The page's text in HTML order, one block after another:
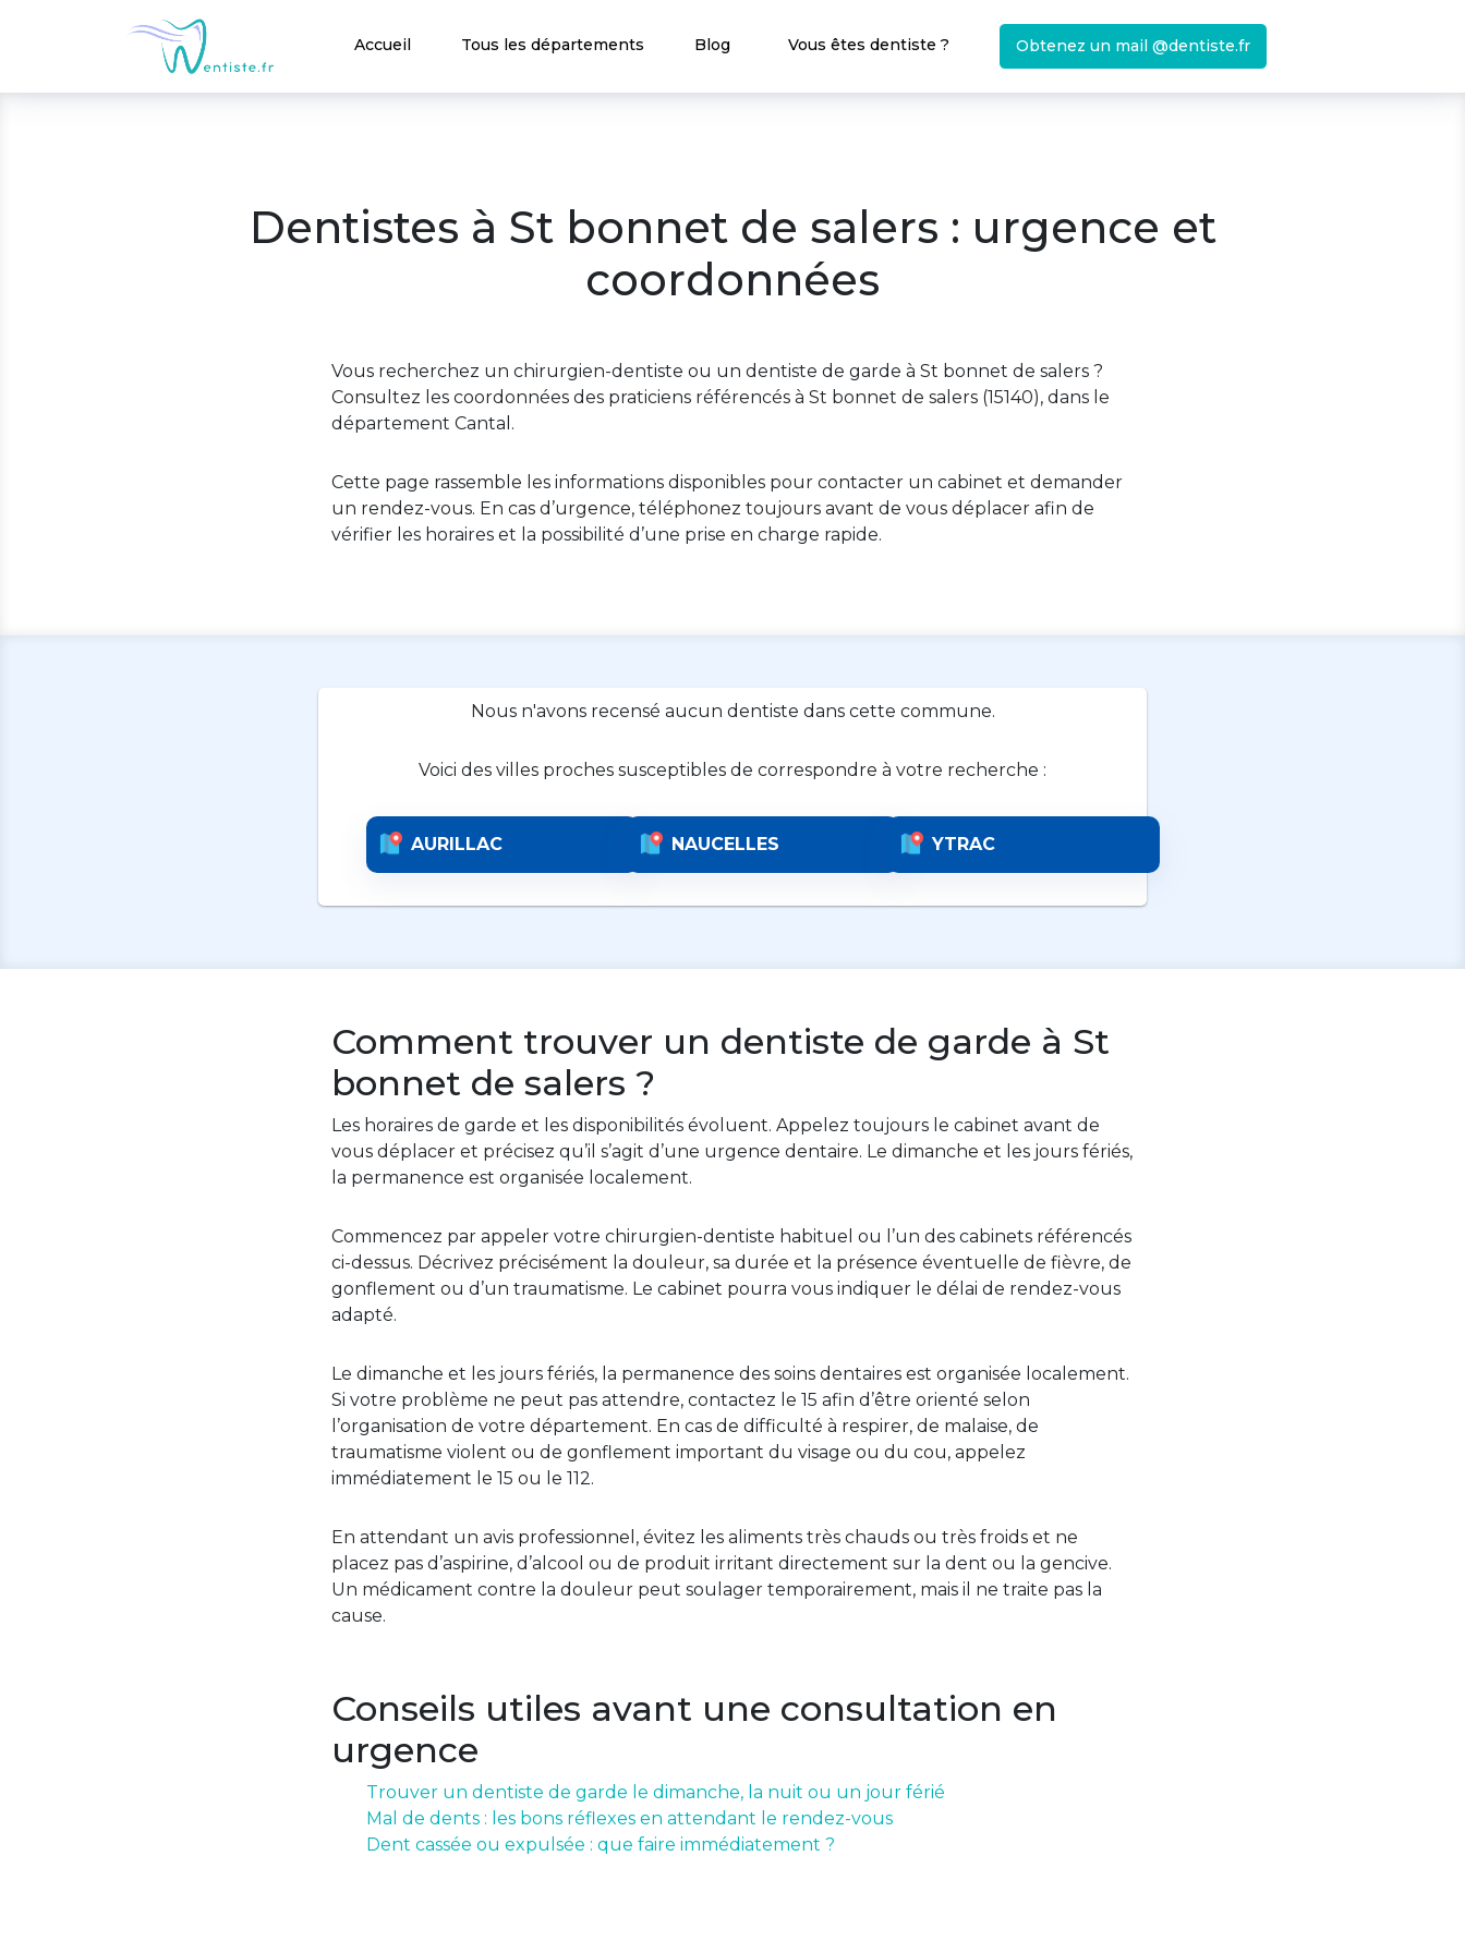
Accueil Tous les départements Blog Vous êtes dentiste ? Obtenez un mail @dentiste.fr
Dentistes à St bonnet de salers : urgence et
coordonnées
Vous recherchez un chirurgien-dentiste ou un dentiste de garde à St bonnet de salers ?
Consultez les coordonnées des praticiens référencés à St bonnet de salers (15140), dans le
département Cantal.
Cette page rassemble les informations disponibles pour contacter un cabinet et demander
un rendez-vous. En cas d’urgence, téléphonez toujours avant de vous déplacer afin de
vérifier les horaires et la possibilité d’une prise en charge rapide.
Nous n'avons recensé aucun dentiste dans cette commune.
Voici des villes proches susceptibles de correspondre à votre recherche :
AURILLAC NAUCELLES YTRAC
Comment trouver un dentiste de garde à St
bonnet de salers ?
Les horaires de garde et les disponibilités évoluent. Appelez toujours le cabinet avant de
vous déplacer et précisez qu’il s’agit d’une urgence dentaire. Le dimanche et les jours fériés,
la permanence est organisée localement.
Commencez par appeler votre chirurgien-dentiste habituel ou l’un des cabinets référencés
ci-dessus. Décrivez précisément la douleur, sa durée et la présence éventuelle de fièvre, de
gonflement ou d’un traumatisme. Le cabinet pourra vous indiquer le délai de rendez-vous
adapté.
Le dimanche et les jours fériés, la permanence des soins dentaires est organisée localement.
Si votre problème ne peut pas attendre, contactez le 15 afin d’être orienté selon
l’organisation de votre département. En cas de difficulté à respirer, de malaise, de
traumatisme violent ou de gonflement important du visage ou du cou, appelez
immédiatement le 15 ou le 112.
En attendant un avis professionnel, évitez les aliments très chauds ou très froids et ne
placez pas d’aspirine, d’alcool ou de produit irritant directement sur la dent ou la gencive.
Un médicament contre la douleur peut soulager temporairement, mais il ne traite pas la
cause.
Conseils utiles avant une consultation en
urgence
Trouver un dentiste de garde le dimanche, la nuit ou un jour férié
Mal de dents : les bons réflexes en attendant le rendez-vous
Dent cassée ou expulsée : que faire immédiatement ?